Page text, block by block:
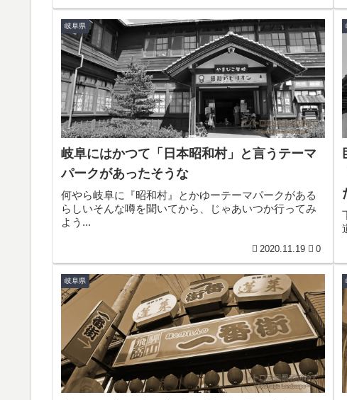
岐阜県
岐阜にはかつて「日本昭和村」と言うテーマ
パークがあったそうな
何やら岐阜に『昭和村』とかゆーテーマパークがある
らしいそんな噂を聞いてから、じゃあいつか行ってみ
よう...
2020.11.19 0
岐阜県